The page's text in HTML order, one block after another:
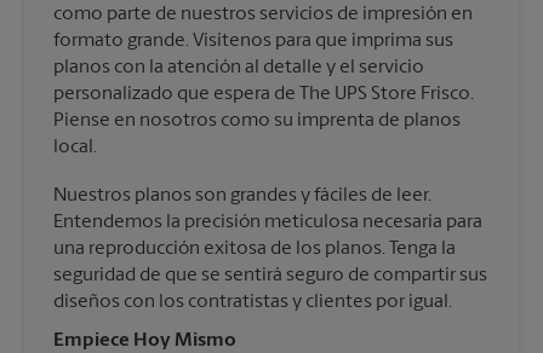
como parte de nuestros servicios de impresión en
formato grande. Visítenos para que imprima sus
planos con la atención al detalle y el servicio
personalizado que espera de The UPS Store Frisco.
Piense en nosotros como su imprenta de planos
local.
Nuestros planos son grandes y fáciles de leer.
Entendemos la precisión meticulosa necesaria para
una reproducción exitosa de los planos. Tenga la
seguridad de que se sentirá seguro de compartir sus
diseños con los contratistas y clientes por igual.
Empiece Hoy Mismo